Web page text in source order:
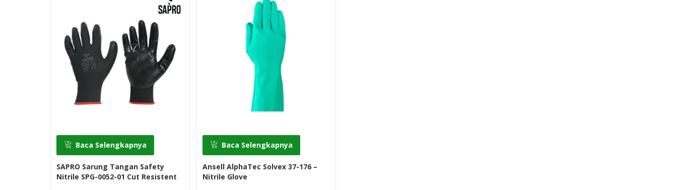
Baca Selengkapnya
SAPRO Sarung Tangan Safety
Nitrile SPG-0052-01 Cut Resistent
Baca Selengkapnya
Ansell AlphaTec Solvex 37-176 –
Nitrile Glove